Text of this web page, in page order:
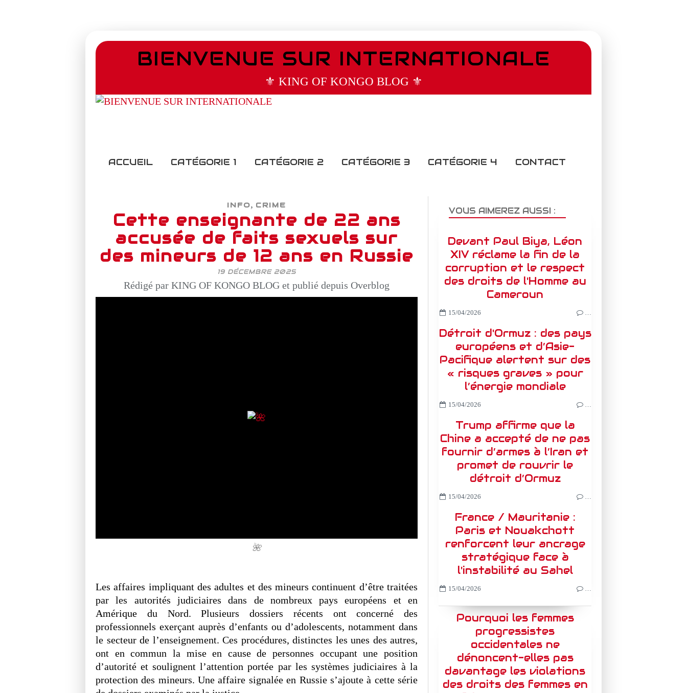
BIENVENUE SUR INTERNATIONALE
⚜️ KING OF KONGO BLOG ⚜️
ACCUEIL CATÉGORIE 1 CATÉGORIE 2 CATÉGORIE 3 CATÉGORIE 4 CONTACT
INFO, CRIME
Cette enseignante de 22 ans
accusée de faits sexuels sur
des mineurs de 12 ans en Russie
19 DÉCEMBRE 2025
Rédigé par KING OF KONGO BLOG et publié depuis Overblog
🌺
Les affaires impliquant des adultes et des mineurs continuent d’être traitées
par les autorités judiciaires dans de nombreux pays européens et en
Amérique du Nord. Plusieurs dossiers récents ont concerné des
professionnels exerçant auprès d’enfants ou d’adolescents, notamment dans
le secteur de l’enseignement. Ces procédures, distinctes les unes des autres,
ont en commun la mise en cause de personnes occupant une position
d’autorité et soulignent l’attention portée par les systèmes judiciaires à la
protection des mineurs. Une affaire signalée en Russie s’ajoute à cette série
VOUS AIMEREZ AUSSI :
Devant Paul Biya, Léon
XIV réclame la fin de la
corruption et le respect
des droits de l'Homme au
Cameroun
15/04/2026 …
Détroit d'Ormuz : des pays
européens et d’Asie-
Pacifique alertent sur des
« risques graves » pour
l’énergie mondiale
15/04/2026 …
Trump affirme que la
Chine a accepté de ne pas
fournir d’armes à l’Iran et
promet de rouvrir le
détroit d’Ormuz
15/04/2026 …
France / Mauritanie :
Paris et Nouakchott
renforcent leur ancrage
stratégique face à
l'instabilité au Sahel
15/04/2026 …
Pourquoi les femmes
progressistes
occidentales ne
dénoncent-elles pas
davantage les violations
des droits des femmes en